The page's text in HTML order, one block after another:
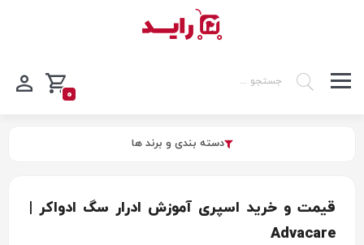
0
دسته بندی و برند ها
قیمت و خرید اسپری آموزش ادرار سگ ادواکر |
Advacare